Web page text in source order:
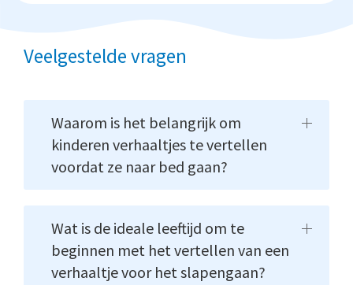
Veelgestelde vragen
Waarom is het belangrijk om
kinderen verhaaltjes te vertellen
voordat ze naar bed gaan?
Wat is de ideale leeftijd om te
beginnen met het vertellen van een
verhaaltje voor het slapengaan?